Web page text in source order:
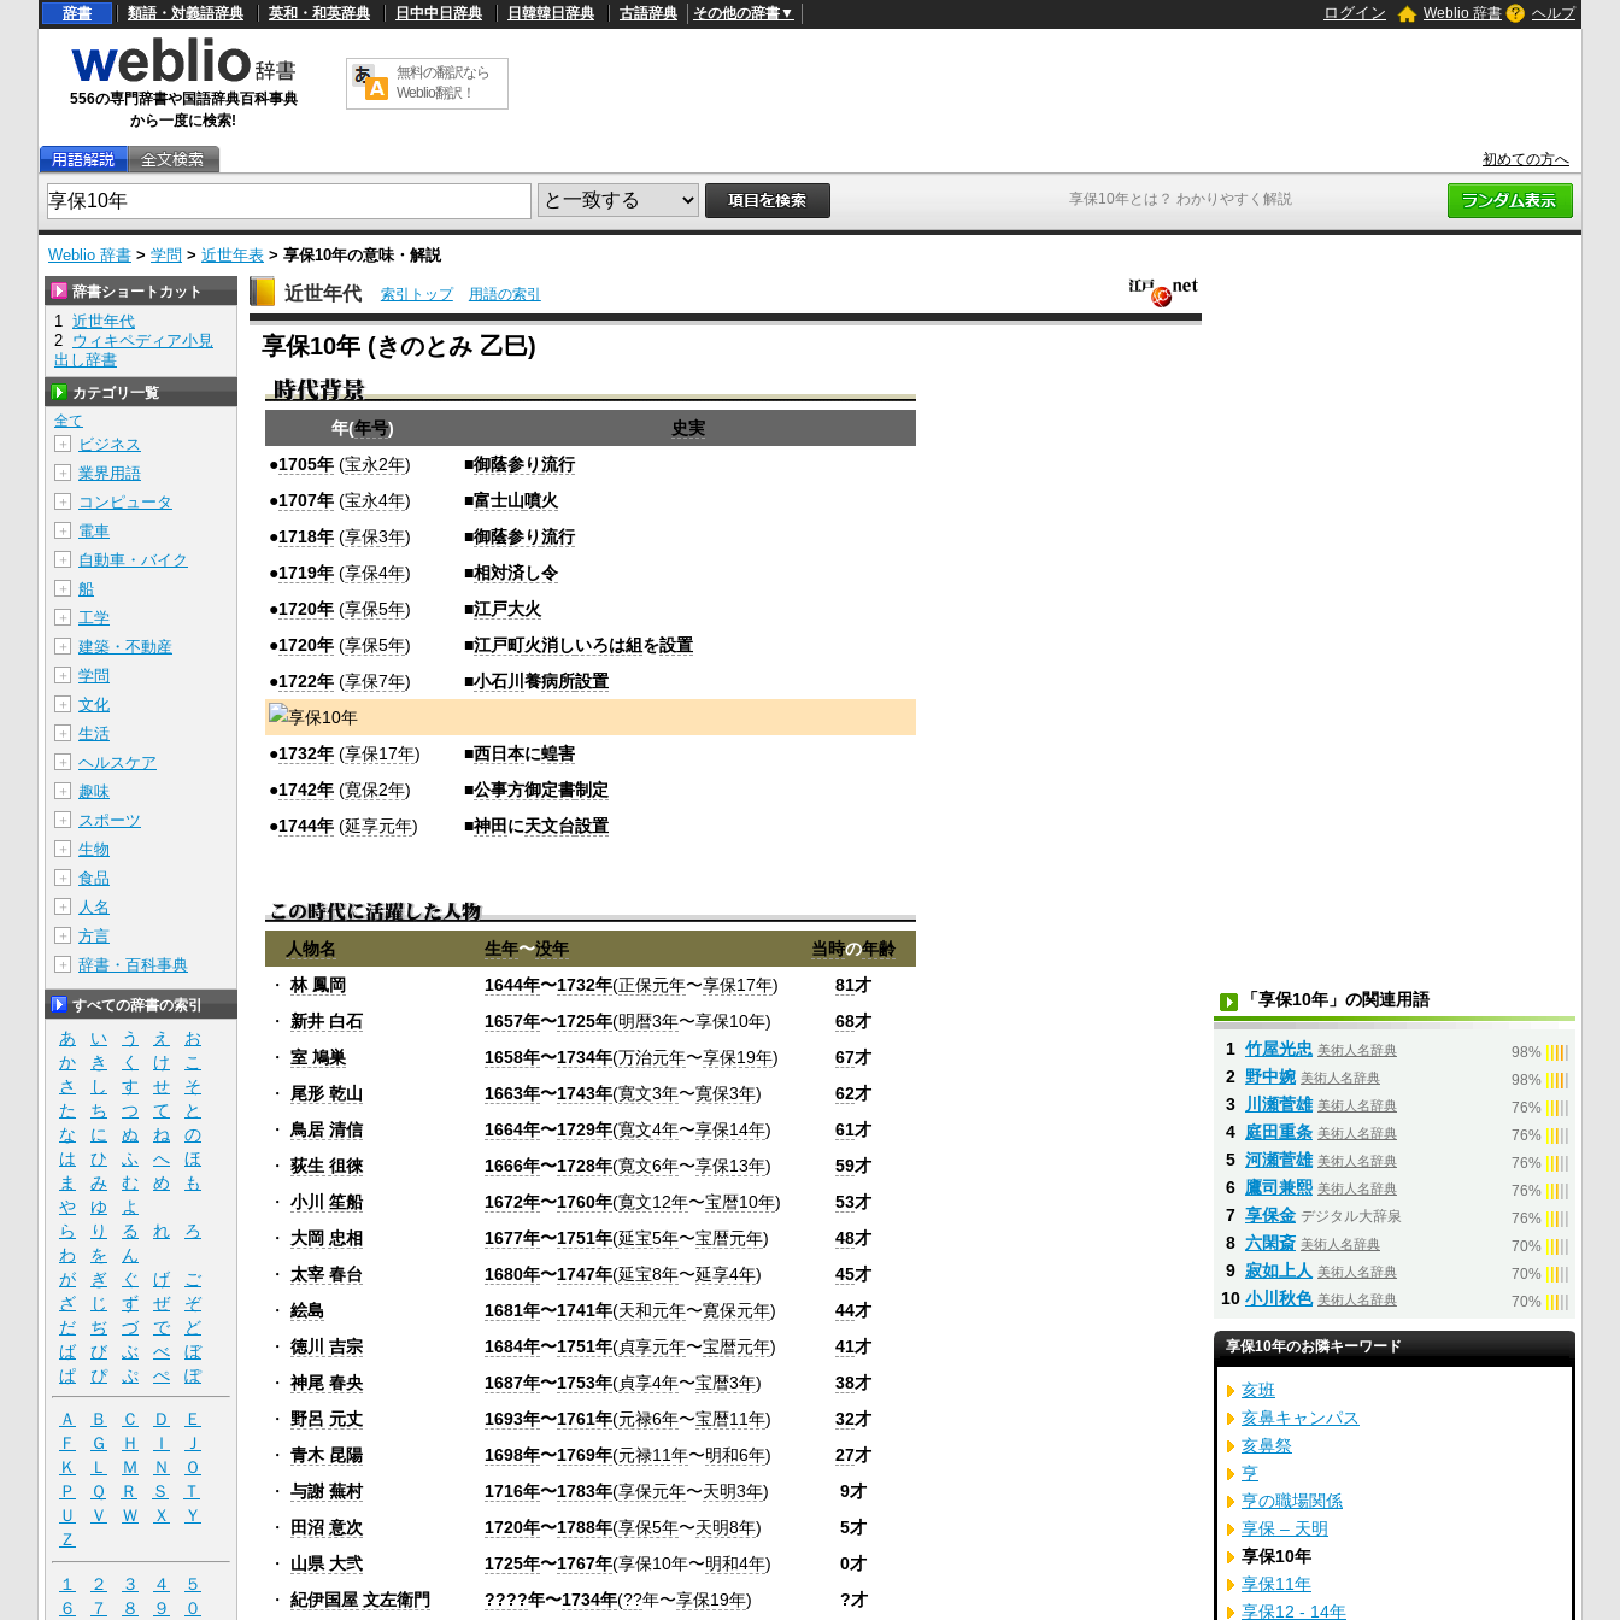
享保10年とは？ わかりやすく解説
辞書 類語・対義語辞典 英和・和英辞典 日中中日辞典 日韓韓日辞典 古語辞典 その他の辞書▼ ログイン Weblio 辞書 ヘルプ
556の専門辞書や国語辞典百科事典
から一度に検索!
無料の翻訳なら
Weblio翻訳！
初めての方へ
Weblio 辞書 > 学問 > 近世年表 > 享保10年の意味・解説
U
n
t
e
/
L
e
d
4
近世年代 索引トップ 用語の索引
享保10年 (きのとみ 乙巳)
年(年号)
史実
●1705年(宝永2年) ■御蔭参り流行
●1707年(宝永4年) ■富士山噴火
●1718年(享保3年) ■御蔭参り流行
●1719年(享保4年) ■相対済し令
●1720年(享保5年) ■江戸大火
●1720年(享保5年) ■江戸町火消しいろは組 を設置
●1722年(享保7年) ■小石川 養病所設置
●1732年(享保17年) ■西日本に蝗害
●1742年(寛保2年) ■公事方御定書制定
●1744年(延享元年) ■神田 に天文台設置
人物名 生年〜没年 当時の年齢
・ 林 鳳岡 1644年〜1732年(正保元年〜享保17年) 81才
・
新井 白石 1657年〜1725年(明暦3年〜享保10年) 68才
・ 室 鳩巣 1658年〜1734年(万治元年〜享保19年) 67才
・
尾形 乾山 1663年〜1743年(寛文3年〜寛保3年) 62才
・ 鳥居 清信 1664年〜1729年(寛文4年〜享保14年) 61才
・ 荻生 徂徠 1666年〜1728年(寛文6年〜享保13年) 59才
・ 小川 笙船 1672年〜1760年(寛文12年〜宝暦10年) 53才
・ 大岡 忠相 1677年〜1751年(延宝5年〜宝暦元年) 48才
・ 太宰 春台 1680年〜1747年(延宝8年〜延享4年) 45才
・ 絵島 1681年〜1741年(天和元年〜寛保元年) 44才
・ 徳川 吉宗 1684年〜1751年(貞享元年〜宝暦元年) 41才
・ 神尾 春央 1687年〜1753年(貞享4年〜宝暦3年) 38才
・
野呂 元丈 1693年〜1761年(元禄6年〜宝暦11年) 32才
・ 青木 昆陽 1698年〜1769年(元禄11年〜明和6年) 27才
・ 与謝 蕪村 1716年〜1783年(享保元年〜天明3年)
9才
・
田沼 意次 1720年〜1788年(享保5年〜天明8年)
5才
・
山県 大弐 1725年〜1767年(享保10年〜明和4年)
0才
・ 紀伊国屋 文左衛門 ????年〜1734年(??年〜享保19年) ?才
辞書ショートカット
1 近世年代
2 ウィキペディア小見
出し辞書
カテゴリ一覧
全て
＋
ビジネス
＋ 業界用語
＋ コンピュータ
＋ 電車
＋ 自動車・バイク
＋ 船
＋ 工学
＋ 建築・不動産
＋ 学問
＋ 文化
＋ 生活
＋ ヘルスケア
＋ 趣味
＋ スポーツ
＋ 生物
＋ 食品
＋ 人名
＋ 方言
＋ 辞書・百科事典
すべての辞書の索引
あ い う え
お
か
き く け
こ
さ
し す せ
そ
た
ち つ て
と
な
に ぬ ね
の
は
ひ ふ へ
ほ
ま
み む め
も
や
ゆ
よ
ら
り る れ
ろ
わ
を
ん
が
ぎ ぐ げ
ご
ざ
じ ず ぜ
ぞ
だ
ぢ づ で
ど
ば
び ぶ べ
ぼ
ぱ
ぴ ぷ ぺ ぽ
Ａ Ｂ Ｃ Ｄ
Ｅ
Ｆ
Ｇ Ｈ Ｉ
Ｊ
Ｋ
Ｌ Ｍ Ｎ
Ｏ
Ｐ
Ｑ Ｒ Ｓ
Ｔ
Ｕ
Ｖ Ｗ Ｘ
Ｙ
Ｚ
１ ２ ３ ４
５
６
７ ８ ９
０
「享保10年」の関連用語
1 竹屋光忠 美術人名辞典 98%
2 野中婉 美術人名辞典 98%
3 川瀬菅雄 美術人名辞典 76%
4 庭田重条 美術人名辞典 76%
5 河瀬菅雄 美術人名辞典 76%
6 鷹司兼熙 美術人名辞典 76%
7 享保金 デジタル大辞泉 76%
8 六閑斎 美術人名辞典 70%
9 寂如上人 美術人名辞典 70%
10 小川秋色 美術人名辞典 70%
享保10年のお隣キーワード
亥班
亥鼻キャンパス
亥鼻祭
亨
亨の職場関係
享保 – 天明
享保10年
享保11年
享保12 - 14年